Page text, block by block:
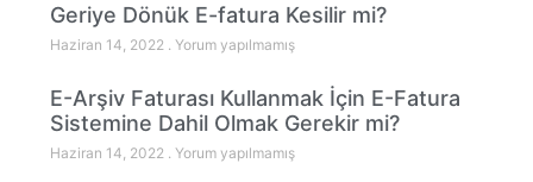
Geriye Dönük E-fatura Kesilir mi?
Haziran 14, 2022 Yorum yapılmamış
E-Arşiv Faturası Kullanmak İçin E-Fatura
Sistemine Dahil Olmak Gerekir mi?
Haziran 14, 2022 Yorum yapılmamış